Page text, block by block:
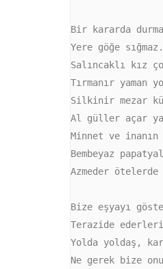
Bir kararda
Yere göğe sığmaz.
Salıncaklı kız
Tırmanır yaman
Silkinir mezar
Al güller açar
Minnet ve inanın
Bembeyaz
Azmeder ötelerde
Bize eşyayı
Terazide
Yolda yoldaş,
Ne gerek bize